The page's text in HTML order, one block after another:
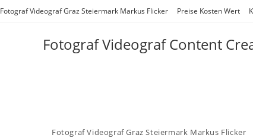
Zum
Fotograf Videograf Graz Steiermark Markus Flicker Preise Kosten Wert
Fotograf Videograf Content
Fotograf Videograf Graz Steiermark Markus Flicker